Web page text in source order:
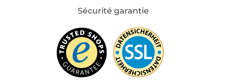
Sécurité garantie